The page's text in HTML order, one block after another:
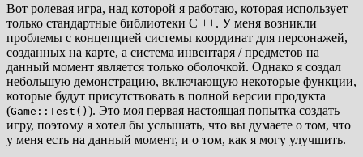
Вот ролевая игра, над которой я работаю, которая использует
только стандартные библиотеки C ++. У меня возникли
проблемы с концепцией системы координат для персонажей,
созданных на карте, а система инвентаря / предметов на
данный момент является только оболочкой. Однако я создал
небольшую демонстрацию, включающую некоторые функции,
которые будут присутствовать в полной версии продукта
(Game::Test() ). Это моя первая настоящая попытка создать
игру, поэтому я хотел бы услышать, что вы думаете о том, что
у меня есть на данный момент, и о том, как я могу улучшить.